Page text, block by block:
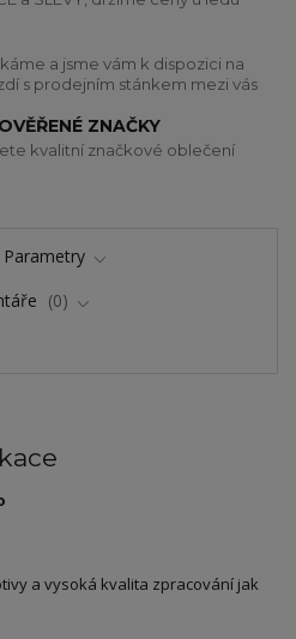
a jsme vám k dispozici na
s prodejním stánkem mezi vás
ZNAČKY
kvalitní značkové oblečení
Parametry
0
a vysoká kvalita zpracování jak